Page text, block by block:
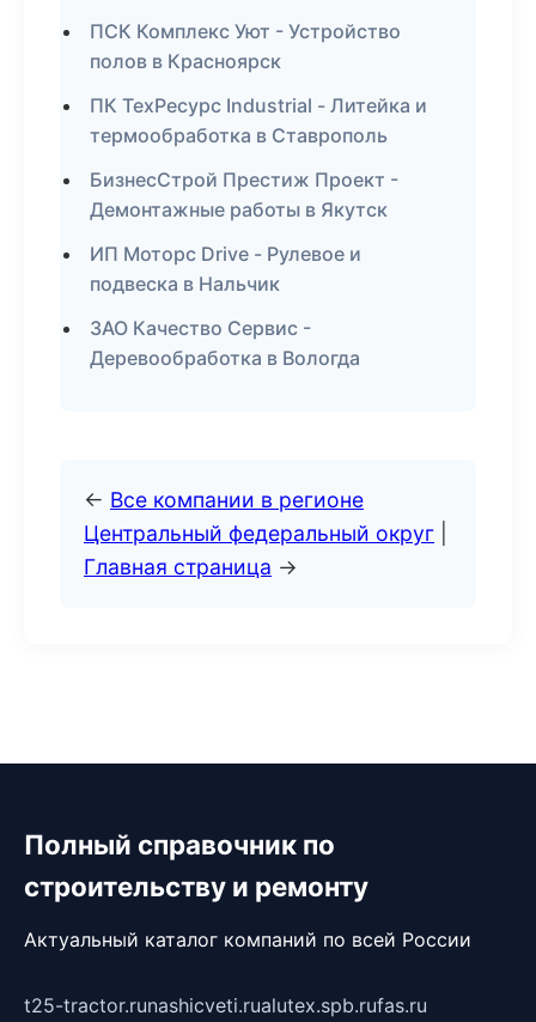
ПСК Комплекс Уют - Устройство
полов в Красноярск
ПК ТехРесурс Industrial - Литейка и
термообработка в Ставрополь
БизнесСтрой Престиж Проект -
Демонтажные работы в Якутск
ИП Моторс Drive - Рулевое и
подвеска в Нальчик
ЗАО Качество Сервис -
Деревообработка в Вологда
← Все компании в регионе
Центральный федеральный округ
Главная страница →
Полный справочник по
строительству и ремонту
Актуальный каталог компаний по всей России
t25-tractor.runashicveti.rualutex.spb.rufas.ru